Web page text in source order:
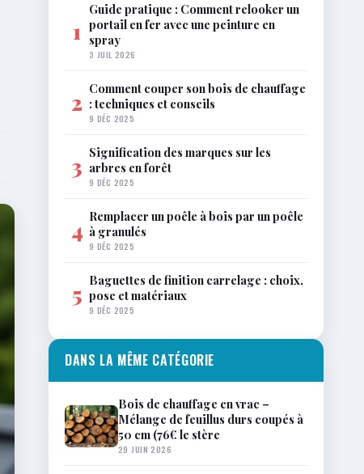
1
Guide pratique : Comment relooker un
portail en fer avec une peinture en
spray
3 JUIL 2026
2 Comment couper son bois de chauffage
: techniques et conseils
9 DÉC 2025
3 Signification des marques sur les
arbres en forêt
9 DÉC 2025
4 Remplacer un poêle à bois par un poêle
à granulés
9 DÉC 2025
5 Baguettes de finition carrelage : choix,
pose et matériaux
9 DÉC 2025
DANS LA MÊME CATÉGORIE
Bois de chauffage en vrac –
Mélange de feuillus durs coupés à
50 cm (76€ le stère
29 JUIN 2026